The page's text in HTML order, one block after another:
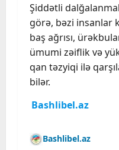
Şiddətli
görə, bəzi insanlar
baş ağrısı,
ümumi zəiflik və
qan təzyiqi ilə
bilər.
Bashlibel.az
Bashlibel.az